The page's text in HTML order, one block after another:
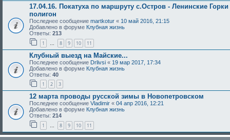
17.04.16. Покатуха по маршруту с.Остров - Ленинские
полигон
Последнее сообщение martkotur « 10 май 2016, 21:15
Добавлено в форуме Клубная жизнь
Ответы: 213
1 … 8 9 10 11
Клубный выезд на Майские...
Последнее сообщение Drlivsi « 19 мар 2017, 17:34
Добавлено в форуме Клубная жизнь
Ответы: 40
1 2 3
12 марта проводы русской зимы в Новопетровском
Последнее сообщение Vladimir « 04 апр 2016, 12:21
Добавлено в форуме Клубная жизнь
Ответы: 214
1 … 8 9 10 11